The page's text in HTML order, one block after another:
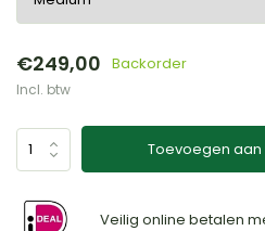
€249,00 Backorder
Incl. btw
Toevoegen
Veilig online betalen